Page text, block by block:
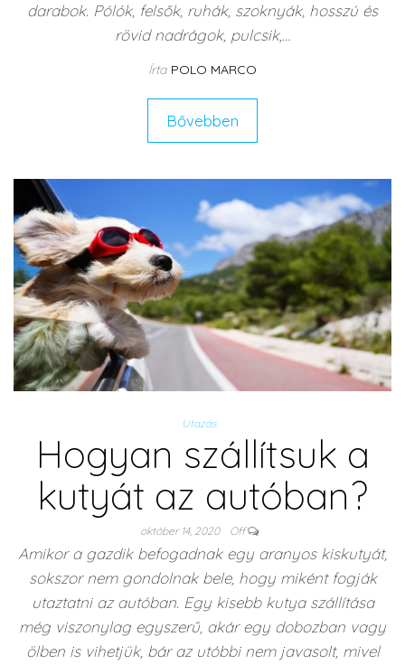
darabok. Pólók, felsők, ruhák, szoknyák, hosszú és
rövid nadrágok, pulcsik,…
Írta POLO MARCO
Bővebben
Utazás
Hogyan szállítsuk a
kutyát az autóban?
október 14, 2020 Off
Amikor a gazdik befogadnak egy aranyos kiskutyát,
sokszor nem gondolnak bele, hogy miként fogják
utaztatni az autóban. Egy kisebb kutya szállítása
még viszonylag egyszerű, akár egy dobozban vagy
ölben is vihetjük, bár az utóbbi nem javasolt, mivel